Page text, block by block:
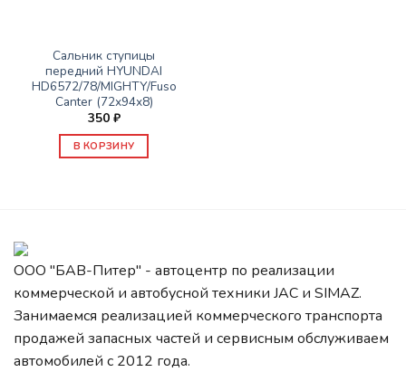
Сальник ступицы
передний HYUNDAI
HD6572/78/MIGHTY/Fuso
Canter (72х94х8)
350 ₽
В КОРЗИНУ
ООО "БАВ-Питер" - автоцентр по реализации
коммерческой и автобусной техники JAC и SIMAZ.
Занимаемся реализацией коммерческого транспорта
продажей запасных частей и сервисным обслуживаем
автомобилей c 2012 года.